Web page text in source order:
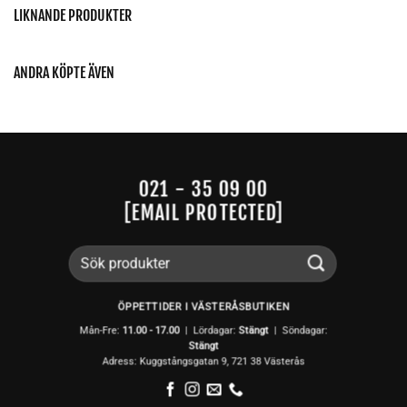
LIKNANDE PRODUKTER
ANDRA KÖPTE ÄVEN
021 - 35 09 00
[EMAIL PROTECTED]
Sök
efter:
ÖPPETTIDER I VÄSTERÅSBUTIKEN
Mån-Fre: 11.00 - 17.00| Lördagar:Stängt | Söndagar:
Stängt
Adress: Kuggstångsgatan 9, 721 38 Västerås